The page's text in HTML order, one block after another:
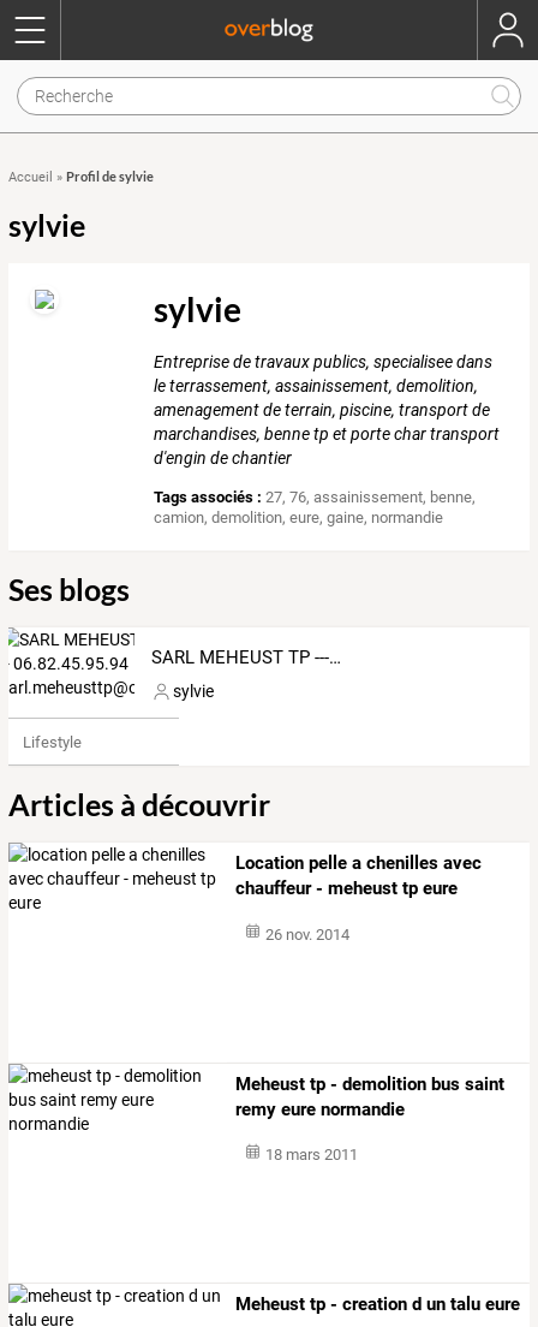
Accueil » Profil de sylvie
sylvie
sylvie
Entreprise de travaux publics, specialisee dans
le terrassement, assainissement, demolition,
amenagement de terrain, piscine, transport de
marchandises, benne tp et porte char transport
d'engin de chantier
Tags associés : 27,76,assainissement, benne,
camion,demolition,eure,gaine, normandie
Ses blogs
SARL MEHEUST TP -------- 06.82.45.95.94 sarl.meheusttp@orange.fr
sylvie
Lifestyle
Articles à découvrir
Location pelle a chenilles avec
chauffeur - meheust tp eure
26 nov. 2014
Meheust tp - demolition bus saint
remy eure normandie
18 mars 2011
Meheust tp - creation d un talu eure